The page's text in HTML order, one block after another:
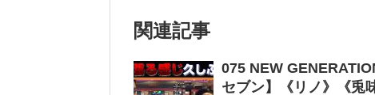
関連記事
075 NEW
セブン】《リノ》《兎